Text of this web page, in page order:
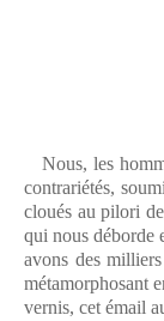
Nous, les
contrariétés,
cloués au pilori
qui nous déborde
avons des
métamorphosant
vernis, cet émail